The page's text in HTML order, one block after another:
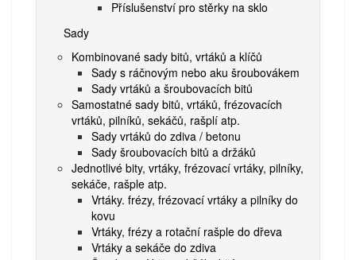
Příslušenství pro stěrky na sklo
Sady
Kombinované sady bitů, vrtáků a klíčů
Sady s ráčnovým nebo aku šroubovákem
Sady vrtáků a šroubovacích bitů
Samostatné sady bitů, vrtáků, frézovacích
vrtáků, pilníků, sekáčů, rašplí atp.
Sady vrtáků do zdiva / betonu
Sady šroubovacích bitů a držáků
Jednotlivé bity, vrtáky, frézovací vrtáky, pilníky,
sekáče, rašple atp.
Vrtáky. frézy, frézovací vrtáky a pilníky do
kovu
Vrtáky, frézy a rotační rašple do dřeva
Vrtáky a sekáče do zdiva